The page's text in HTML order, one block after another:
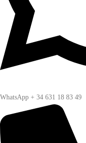
WhatsApp + 34 631 18 83 49